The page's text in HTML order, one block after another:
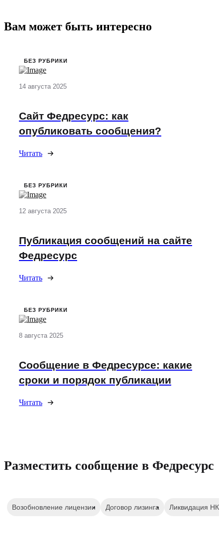
Вам может быть интересно
БЕЗ РУБРИКИ
14 августа 2025
Сайт Федресурс: как
опубликовать сообщения?
Читать
БЕЗ РУБРИКИ
12 августа 2025
Публикация сообщений на сайте
Федресурс
Читать
БЕЗ РУБРИКИ
8 августа 2025
Сообщение в Федресурсе: какие
сроки и порядок публикации
Читать
Разместить сообщение в Федресурс
Возобновление лицензии Договор лизинга Ликвидация